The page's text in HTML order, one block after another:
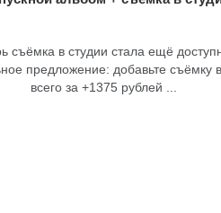
съёмка в студии стала ещё
предложение: добавьте съёмку
всего за +1375 рублей ...